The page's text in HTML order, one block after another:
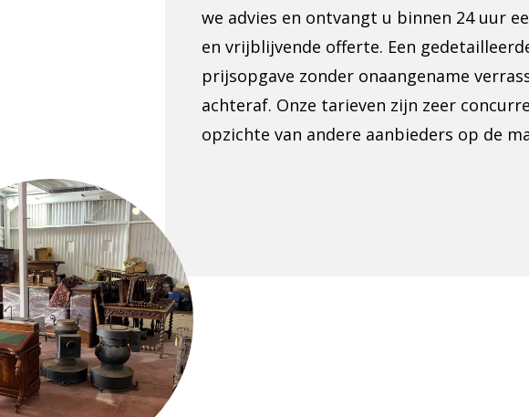
we advies en ontvangt u binnen 24 uur
en vrijblijvende offerte. Een
prijsopgave zonder onaangename
achteraf. Onze tarieven zijn zeer
opzichte van andere aanbieders op de